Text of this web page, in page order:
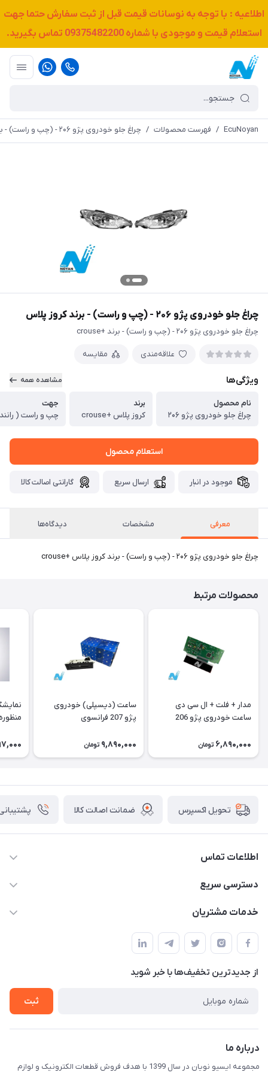
اطلاعیه : با توجه به نوسانات قیمت قبل از ثبت سفارش حتما جهت
استعلام قیمت و موجودی با شماره09375482200 تماس بگیرید.
EcuNoyan
/ فهرست محصولات / چراغ جلو خودروی پژو ۲۰۶ - (چپ و راست) - برند کروز پلاس
چراغ جلو خودروی پژو ۲۰۶ - (چپ و راست) - برند کروز پلاس
چراغ جلو خودروی پژو ۲۰۶ - (چپ و راست) - برند +crouse
علاقه‌مندی مقایسه
ویژگی‌ها مشاهده همه
نام محصول
چراغ جلو خودروی پژو ۲۰۶
برند
کروز پلاس +crouse
جهت
چپ و راست (
استعلام محصول
موجود در انبار ارسال سریع گارانتی اصالت کالا
معرفی مشخصات دیدگاه‌ها
چراغ جلو خودروی پژو ۲۰۶ - (چپ و راست) - برند کروز پلاس +crouse
محصولات مرتبط
مدار + فلت + ال سی دی
ساعت خودروی پژو 206
6,890,000 تومان
ساعت (دیسپلی) خودروی
پژو 207 فرانسوی
9,890,000 تومان
تحویل اکسپرس ضمانت اصالت کالا پشتیبانی ۲۴
اطلاعات تماس
09375482200
دسترسی سریع
حساب کاربری
ثبت فیش
لیست محصولات
خدمات مشتریان
راهنمای خرید
حریم خصوصی
از جدید‌ترین تخفیف‌ها با‌ خبر شوید
ثبت
درباره ما
مجموعه ایسیو نویان در سال 1399 با هدف فروش قطعات الکترونیک و لوازم